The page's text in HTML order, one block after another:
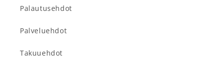
Palautusehdot
Palveluehdot
Takuuehdot